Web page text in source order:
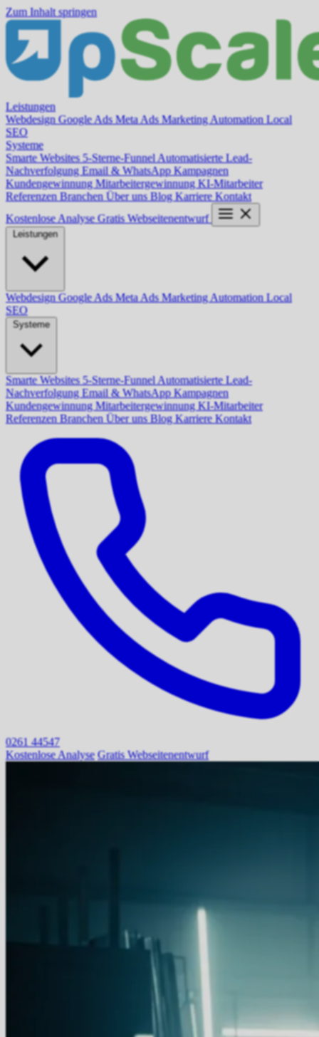
Zum Inhalt springen
Leistungen
WebdesignGoogle Ads Meta Ads Marketing Automation Local
SEO
Systeme
Smarte Websites5-Sterne-FunnelAutomatisierte Lead-
Nachverfolgung Email & WhatsApp Kampagnen
Kundengewinnung Mitarbeitergewinnung KI-Mitarbeiter
Referenzen Branchen Über uns Blog Karriere Kontakt
Kostenlose AnalyseGratis Webseitenentwurf
Leistungen
WebdesignGoogle Ads Meta Ads Marketing Automation Local
SEO
Systeme
Smarte Websites5-Sterne-FunnelAutomatisierte Lead-
Nachverfolgung Email & WhatsApp Kampagnen
Kundengewinnung Mitarbeitergewinnung KI-Mitarbeiter
Referenzen Branchen Über uns Blog Karriere Kontakt
0261 44547
Kostenlose Analyse Gratis Webseitenentwurf